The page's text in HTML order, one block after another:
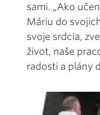
sami. „Ako
Máriu do
svoje srdcia,
život, naše
radosti a plány